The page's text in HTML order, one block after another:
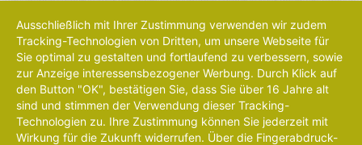
Ausschließlich mit Ihrer Zustimmung verwenden wir zudem
Tracking-Technologien von Dritten, um unsere Webseite für
Sie optimal zu gestalten und fortlaufend zu verbessern, sowie
zur Anzeige interessensbezogener Werbung. Durch Klick auf
den Button "OK", bestätigen Sie, dass Sie über 16 Jahre alt
sind und stimmen der Verwendung dieser Tracking-
Technologien zu. Ihre Zustimmung können Sie jederzeit mit
Wirkung für die Zukunft widerrufen. Über die Fingerabdruck-